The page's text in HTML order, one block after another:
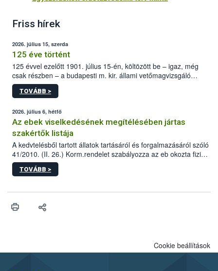
Friss hírek
2026. július 15, szerda
125 éve történt
125 évvel ezelőtt 1901. július 15-én, költözött be – igaz, még
csak részben – a budapesti m. kir. állami vetőmagvizsgáló
állomás a Kis Rókus utca 15. szám alatti, Czigler Győző által
tervezett új épületébe.
TOVÁBB >
2026. július 6, hétfő
Az ebek viselkedésének megítélésében jártas
szakértők listája
A kedvtelésből tartott állatok tartásáról és forgalmazásáról szóló
41/2010. (II. 26.) Korm.rendelet szabályozza az eb okozta fizikai
sérülés, illetve ennek veszélye keletkezésekor felmerülő
hatósági feladatokat, valamint a veszélyes eb tartását és annak
vonni az ebek viselkedésének megítélésében jártas szakértőt.
TOVÁBB >
Cookie beállítások